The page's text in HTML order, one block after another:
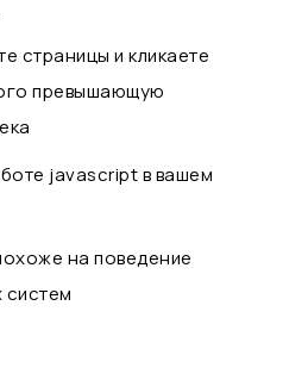
страницы и кликаете
превышающую
javascript в вашем
на поведение
систем